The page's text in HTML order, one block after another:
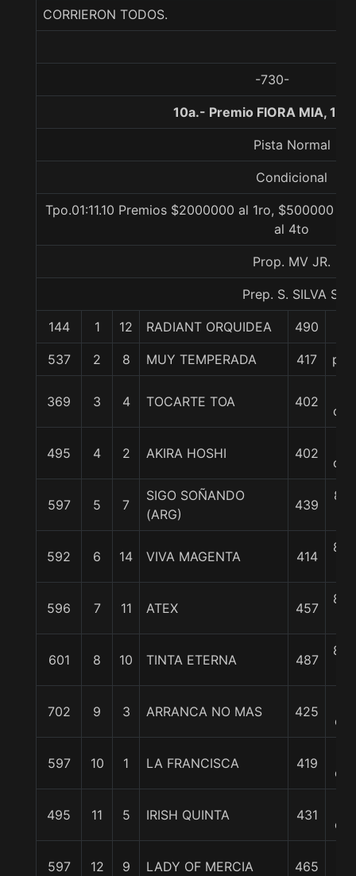
CORRIERON TODOS.
-730-
10a.- Premio FIORA MIA,
Pista Normal
Condicional
Tpo.01:11.10 Premios $2000000 al 1ro, $500000
al 4to
Prop. MV JR.
Prep. S. SILVA S.
144 1 12 RADIANT ORQUIDEA 490
537 2 8 MUY TEMPERADA 417
369 3 4 TOCARTE TOA 402
495 4 2 AKIRA HOSHI 402
597 5 7
SIGO SOÑANDO
(ARG)
439
8
592 6 14 VIVA MAGENTA 414
8
596 7 11 ATEX 457
8
601 8 10 TINTA ETERNA 487
8
702 9 3 ARRANCA NO MAS 425
597 10 1 LA FRANCISCA 419
495 11 5 IRISH QUINTA 431
597 12 9 LADY OF MERCIA 465